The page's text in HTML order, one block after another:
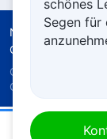
Quellenangaben
Copyright © 2026
Gottes.
schönes
Segen